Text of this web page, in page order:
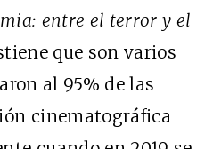
entre el terror y el
que son varios
al 95% de las
cinematográfica